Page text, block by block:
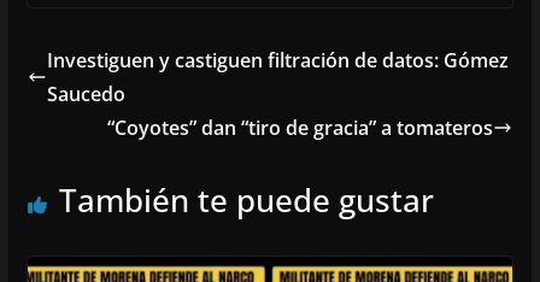
Investiguen y castiguen filtración de datos: Gómez
Saucedo
“Coyotes” dan “tiro de gracia” a tomateros
También te puede gustar